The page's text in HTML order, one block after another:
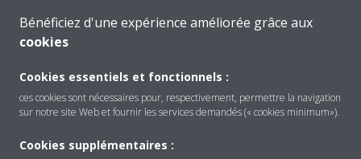
CONTACTEZ-NOUS
Bénéficiez d'une expérience améliorée grâce aux
cookies
Cookies essentiels et fonctionnels :
ces cookies sont nécessaires pour, respectivement, permettre la navigation
sur notre site Web et fournir les services demandés (« cookies minimum»).
Cookies supplémentaires :